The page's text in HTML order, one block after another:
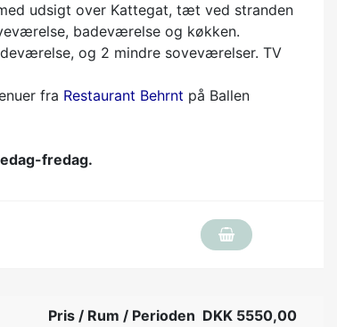
udsigt over Kattegat, tæt ved stranden
badeværelse og køkken.
og 2 mindre soveværelser. TV
fra Restaurant Behrnt på Ballen
fredag.
Pris / Rum / Perioden DKK 5550,00